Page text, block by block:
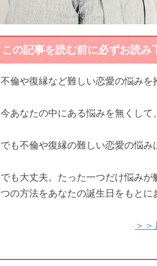
この記事を読む前に必ずお読み
不倫や復縁など難しい恋愛の悩みを
今あなたの中にある悩みを無くし
でも不倫や復縁の難しい恋愛の悩
でも大丈夫。たった一つだけ悩み
つの方法をあなたの誕生日をもとに
＞